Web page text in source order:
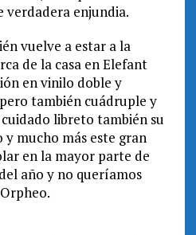
verdadera enjundia.
vuelve a estar a la
de la casa en Elefant
en vinilo doble y
también cuádruple y
libreto también su
mucho más este gran
en la mayor parte de
año y no queríamos